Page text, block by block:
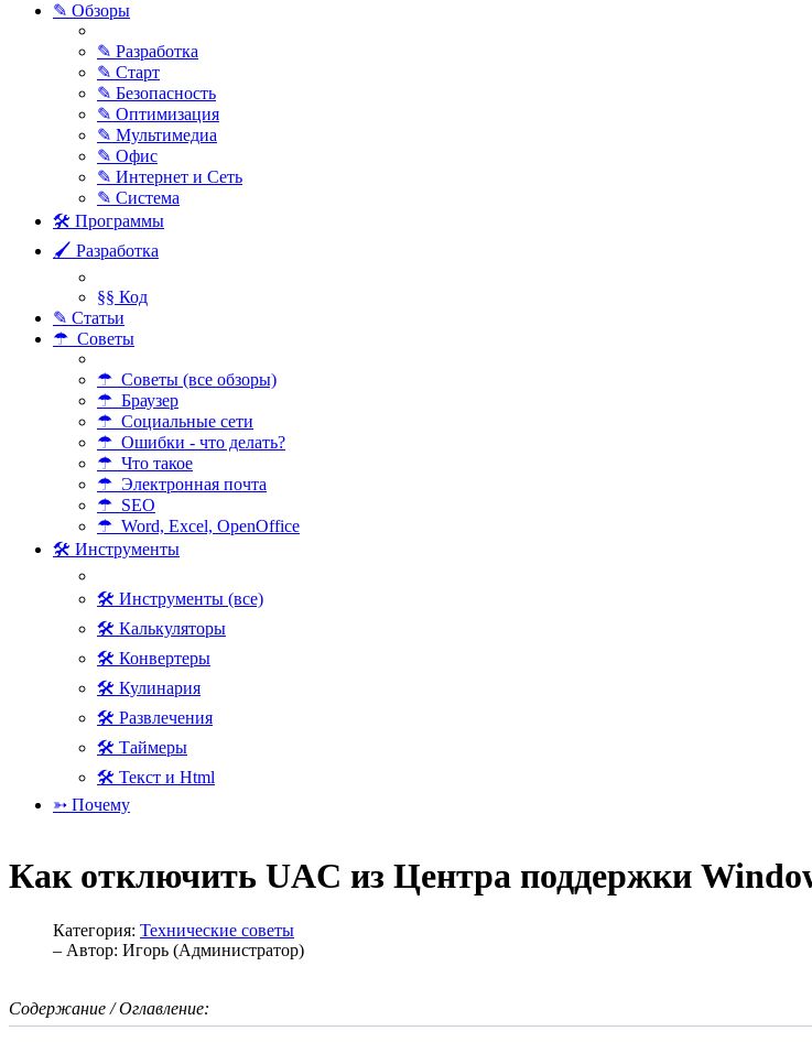
✎ Обзоры
✎ Разработка
✎ Старт
✎ Безопасность
✎ Оптимизация
✎ Мультимедиа
✎ Офис
✎ Интернет и Сеть
✎ Система
🛠 Программы
🖌 Разработка
§§ Код
✎ Статьи
☂ Советы
☂ Советы (все обзоры)
☂ Браузер
☂ Социальные сети
☂ Ошибки - что делать?
☂ Что такое
☂ Электронная почта
☂ SEO
☂ Word, Excel, OpenOffice
🛠 Инструменты
🛠 Инструменты (все)
🛠 Калькуляторы
🛠 Конвертеры
🛠 Кулинария
🛠 Развлечения
🛠 Таймеры
🛠 Текст и Html
➳ Почему
Как отключить UAC из Центра поддержки
Категория: Технические советы
– Автор: Игорь (Администратор)
Содержание / Оглавление: